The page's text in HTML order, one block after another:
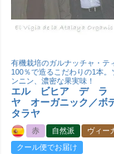
有機栽培のガルナッチャ・テ
100％で造るこだわりの1本。
ンニン、濃密な果実味！
エル ビヒア デ ラ
ヤ オーガニック／ボ
タラヤ
赤 自然派
ヴィー
クール便でお届け